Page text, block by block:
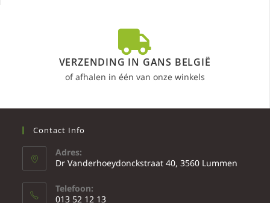
VERZENDING IN GANS BELGIË
of afhalen in één van onze winkels
Contact Info
Adres:
Dr Vanderhoeydonckstraat 40, 3560 Lummen
Telefoon:
013 52 12 13